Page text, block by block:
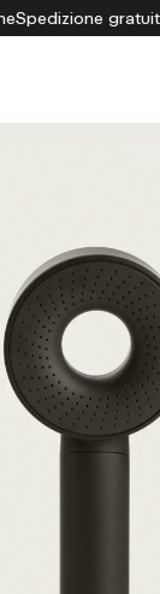
superiori a